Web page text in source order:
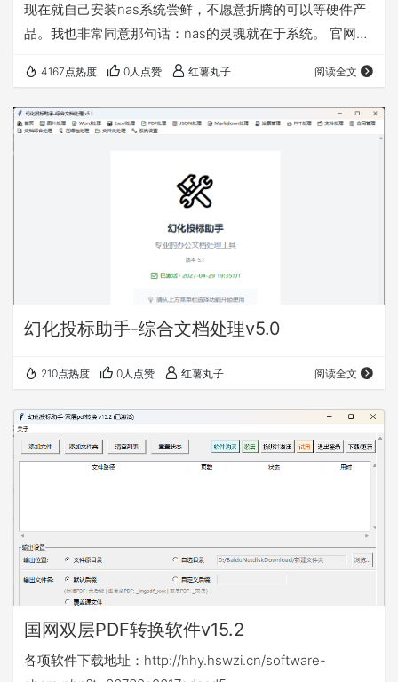
现在就自己安装nas系统尝鲜，不愿意折腾的可以等硬件产
品。我也非常同意那句话：nas的灵魂就在于系统。 官网：
https://help.fnnas.com/articles/fnosV1/start/install-
os.md 先对这款nas系统做个简单介绍，因为公测版本是
0.8.11，所以是会慢慢完善的，需要使用的必须备份好自己
4167点热度 0人点赞 红薯丸子 阅读全文
幻化投标助手-综合文档处理v5.0
210点热度 0人点赞 红薯丸子 阅读全文
国网双层PDF转换软件v15.2
各项软件下载地址：http://hhy.hswzi.cn/software-